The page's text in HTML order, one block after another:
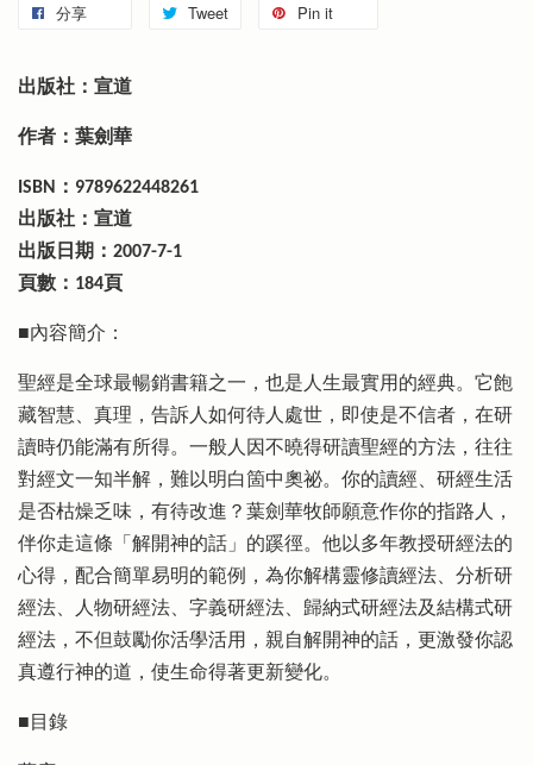
分享 Tweet Pin it
出版社：宣道
作者：葉劍華
ISBN：9789622448261
出版社：宣道
出版日期：2007-7-1
頁數：184頁
■內容簡介：
聖經是全球最暢銷書籍之一，也是人生最實用的經典。它飽
藏智慧、真理，告訴人如何待人處世，即使是不信者，在研
讀時仍能滿有所得。一般人因不曉得研讀聖經的方法，往往
對經文一知半解，難以明白箇中奧祕。你的讀經、研經生活
是否枯燥乏味，有待改進？葉劍華牧師願意作你的指路人，
伴你走這條「解開神的話」的蹊徑。他以多年教授研經法的
心得，配合簡單易明的範例，為你解構靈修讀經法、分析研
經法、人物研經法、字義研經法、歸納式研經法及結構式研
經法，不但鼓勵你活學活用，親自解開神的話，更激發你認
真遵行神的道，使生命得著更新變化。
■目錄